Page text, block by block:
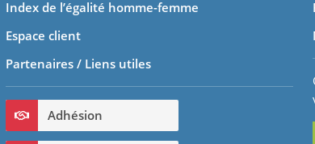
Index de l’égalité homme-femme
Espace client
Partenaires / Liens utiles
Adhésion